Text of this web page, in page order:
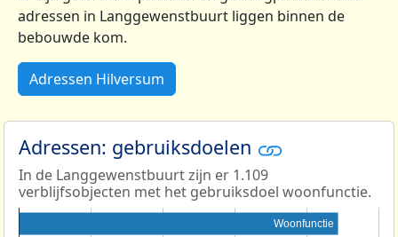
adressen in Langgewenstbuurt liggen binnen de
bebouwde kom.
Adressen Hilversum
Adressen: gebruiksdoelen
In de Langgewenstbuurt zijn er 1.109
verblijfsobjecten met het gebruiksdoel woonfunctie.
Woonfunctie